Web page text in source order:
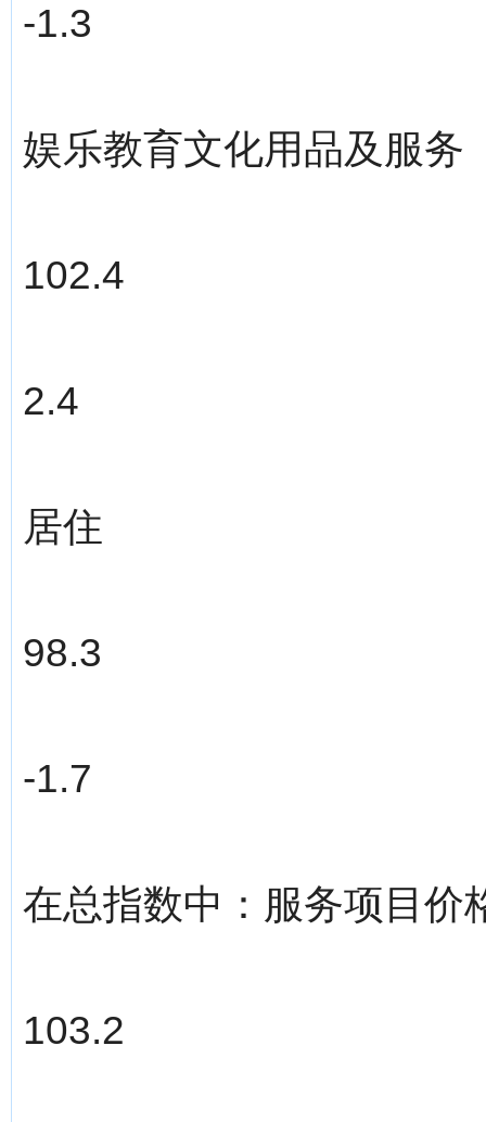
-1.3
娱乐教育文化用品及服务
102.4
2.4
居住
98.3
-1.7
在总指数中：服务项目价
103.2